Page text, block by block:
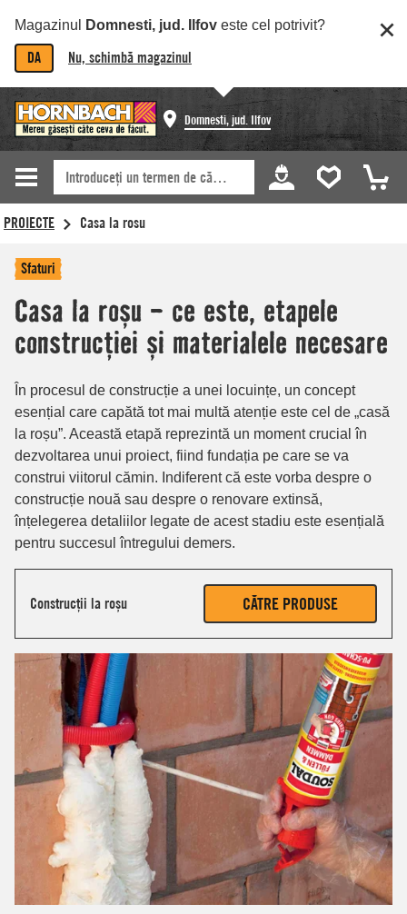
Magazinul Domnesti, jud. Ilfov este cel potrivit?
DA Nu, schimbă magazinul
Domnesti, jud. Ilfov